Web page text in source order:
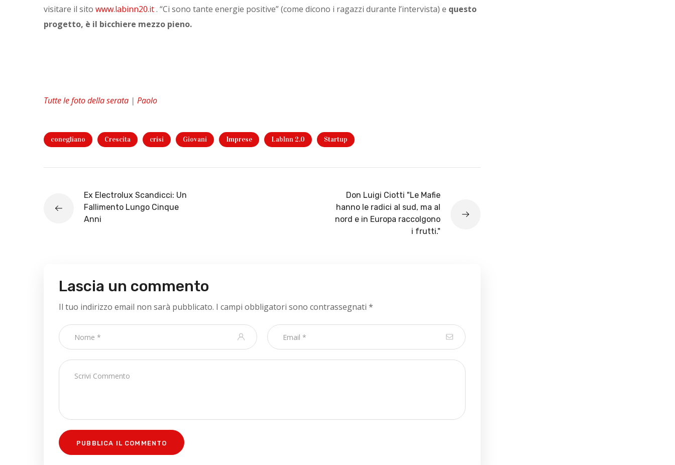
visitare il sito www.labinn20.it. “Ci sono tante energie positive” (come dicono i ragazzi durante l’intervista) e questo
progetto, è il bicchiere mezzo pieno.
Tutte le foto della serata | Paolo
conegliano Crescita crisi Giovani Imprese LabInn 2.0 Startup
Ex Electrolux Scandicci: Un
Fallimento Lungo Cinque
Anni
Don Luigi Ciotti "Le Mafie
hanno le radici al sud, ma al
nord e in Europa raccolgono
i frutti."
Lascia un commento
Il tuo indirizzo email non sarà pubblicato. I campi obbligatori sono contrassegnati *